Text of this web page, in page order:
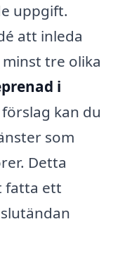
uppgift.
att inleda
tre olika
i
kan du
som
Detta
fatta ett